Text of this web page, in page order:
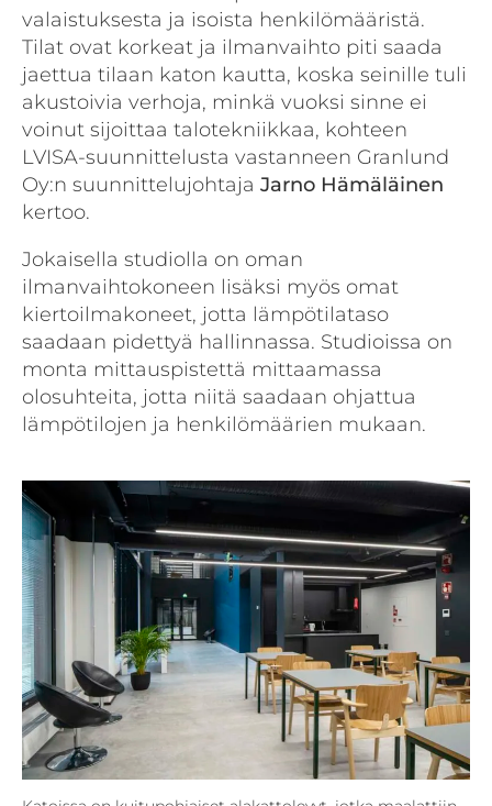
valaistuksesta ja isoista henkilömääristä.
Tilat ovat korkeat ja ilmanvaihto piti saada
jaettua tilaan katon kautta, koska seinille tuli
akustoivia verhoja, minkä vuoksi sinne ei
voinut sijoittaa talotekniikkaa, kohteen
LVISA-suunnittelusta vastanneen Granlund
Oy:n suunnittelujohtaja Jarno Hämäläinen
kertoo.
Jokaisella studiolla on oman
ilmanvaihtokoneen lisäksi myös omat
kiertoilmakoneet, jotta lämpötilataso
saadaan pidettyä hallinnassa. Studioissa on
monta mittauspistettä mittaamassa
olosuhteita, jotta niitä saadaan ohjattua
lämpötilojen ja henkilömäärien mukaan.